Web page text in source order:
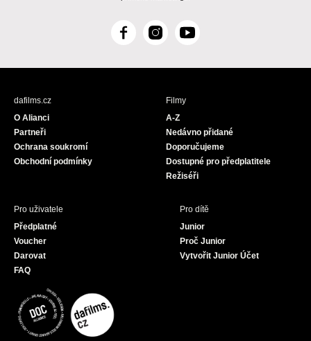
F
c
I
s
Y
u
dafilms.cz
O Alianci
Partneři
Ochrana soukromí
Obchodní podmínky
Filmy
A-Z
Nedávno přidané
Doporučujeme
Dostupné pro předplatitele
Režiséři
Pro uživatele
Předplatné
Voucher
Darovat
FAQ
Pro dítě
Junior
Proč Junior
Vytvořit Junior Účet